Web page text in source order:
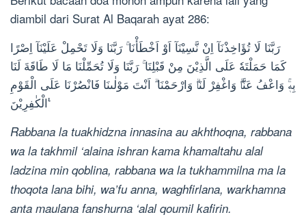
diambil dari Surat Al Baqarah ayat 286:
رَبَّنَا لَا تُؤَاخِذْنَآ اِنْ نَّسِيْنَآ اَوْ اَخْطَأْنَا ۚ رَبَّنَا وَلَا تَحْمِلْ عَلَيْنَآ اِصْرًا
كَمَا حَمَلْتَهٗ عَلَى الَّذِيْنَ مِنْ قَبْلِنَا ۚ رَبَّنَا وَلَا تُحَمِّلْنَا مَا لَا طَاقَةَ لَنَا
بِهٖۚ وَاعْفُ عَنَّاۗ وَاغْفِرْ لَنَاۗ وَارْحَمْنَا ۗ اَنْتَ مَوْلٰىنَا فَانْصُرْنَا عَلَى الْقَوْمِ
الْكٰفِرِيْنَ ࣖ
Rabbana la tuakhidzna innasina au akhthoqna, rabbana
wa la takhmil ‘alaina ishran kama khamaltahu alal
ladzina min qoblina, rabbana wa la tukhammilna ma la
thoqota lana bihi, wa’fu anna, waghfirlana, warkhamna
anta maulana fanshurna ‘alal qoumil kafirin.